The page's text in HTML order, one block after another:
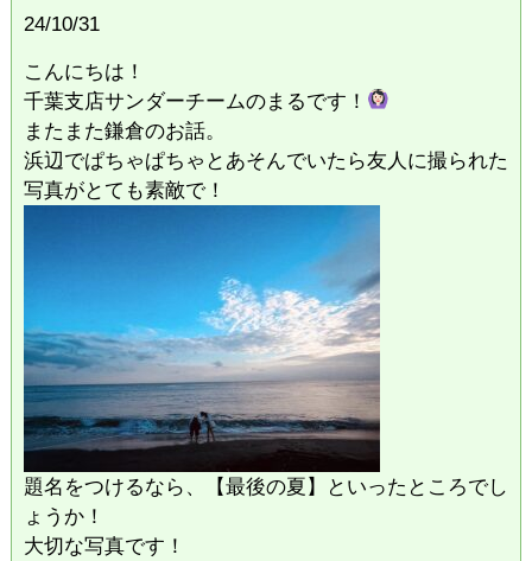
24/10/31
こんにちは！
千葉支店サンダーチームのまるです！
またまた鎌倉のお話。
浜辺でぱちゃぱちゃとあそんでいたら友人に撮られた
写真がとても素敵で！
題名をつけるなら、【最後の夏】といったところでし
ょうか！
大切な写真です！